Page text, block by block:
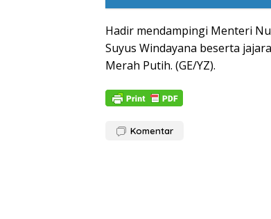
Hadir mendampingi Menteri
Suyus Windayana beserta
Merah Putih. (GE/YZ).
Komentar